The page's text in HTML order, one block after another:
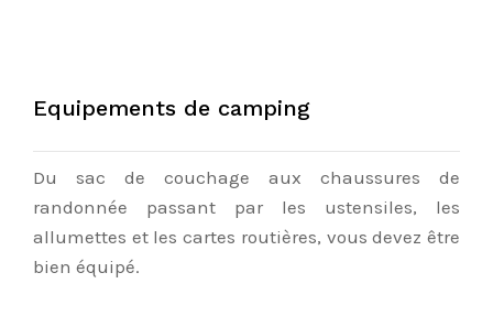
Equipements de camping
Du sac de couchage aux chaussures de
randonnée passant par les ustensiles, les
allumettes et les cartes routières, vous devez être
bien équipé.